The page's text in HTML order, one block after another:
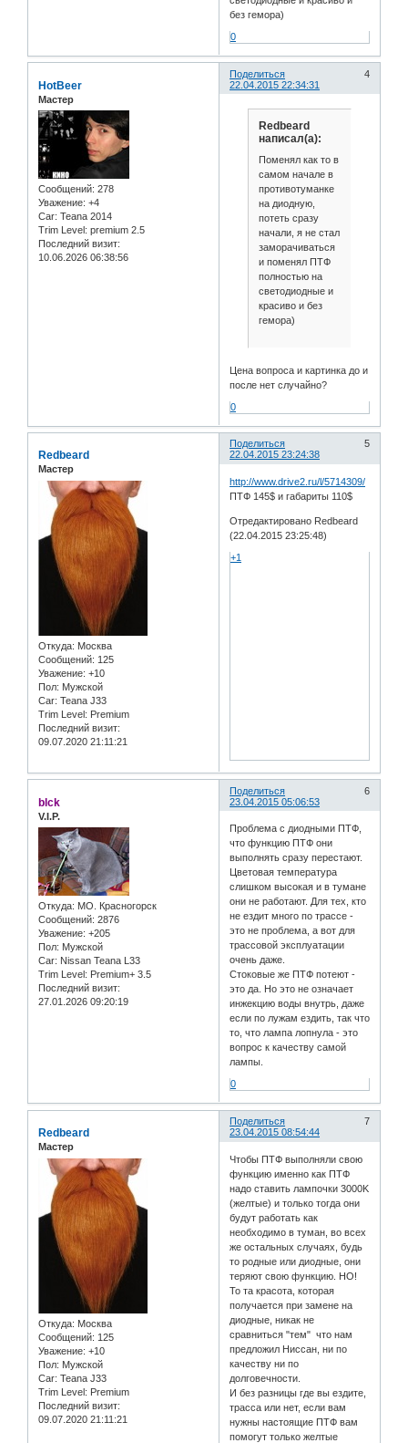
без гемора)
0
Поделиться
4
22.04.2015 22:34:31
HotBeer
Мастер
Сообщений: 278
Уважение: +4
Car: Teana 2014
Trim Level: premium 2.5
Последний визит:
10.06.2026 06:38:56
Redbeard
написал(а):
Поменял как то в
самом начале в
противотуманке
на диодную,
потеть сразу
начали, я не стал
заморачиваться
и поменял ПТФ
полностью на
светодиодные и
красиво и без
гемора)
Цена вопроса и картинка до и
после нет случайно?
0
Поделиться
5
22.04.2015 23:24:38
Redbeard
Мастер
Откуда: Москва
Сообщений: 125
Уважение: +10
Пол: Мужской
Car: Teana J33
Trim Level: Premium
Последний визит:
09.07.2020 21:11:21
http://www.drive2.ru/l/5714309/
ПТФ 145$ и габариты 110$
Отредактировано Redbeard
(22.04.2015 23:25:48)
+1
Поделиться
6
23.04.2015 05:06:53
blck
V.I.P.
Откуда: МО. Красногорск
Сообщений: 2876
Уважение: +205
Пол: Мужской
Car: Nissan Teana L33
Trim Level: Premium+ 3.5
Последний визит:
27.01.2026 09:20:19
Проблема с диодными ПТФ,
что функцию ПТФ они
выполнять сразу перестают.
Цветовая температура
слишком высокая и в тумане
они не работают. Для тех, кто
не ездит много по трассе -
это не проблема, а вот для
трассовой эксплуатации
очень даже.
Стоковые же ПТФ потеют -
это да. Но это не означает
инжекцию воды внутрь, даже
если по лужам ездить, так что
то, что лампа лопнула - это
вопрос к качеству самой
лампы.
0
Поделиться
7
23.04.2015 08:54:44
Redbeard
Мастер
Откуда: Москва
Сообщений: 125
Уважение: +10
Пол: Мужской
Car: Teana J33
Trim Level: Premium
Последний визит:
09.07.2020 21:11:21
Чтобы ПТФ выполняли свою
функцию именно как ПТФ
надо ставить лампочки 3000K
(желтые) и только тогда они
будут работать как
необходимо в туман, во всех
же остальных случаях, будь
то родные или диодные, они
теряют свою функцию. НО!
То та красота, которая
получается при замене на
диодные, никак не
сравниться "тем" что нам
предложил Ниссан, ни по
качеству ни по
долговечности.
И без разницы где вы ездите,
трасса или нет, если вам
нужны настоящие ПТФ вам
помогут только желтые